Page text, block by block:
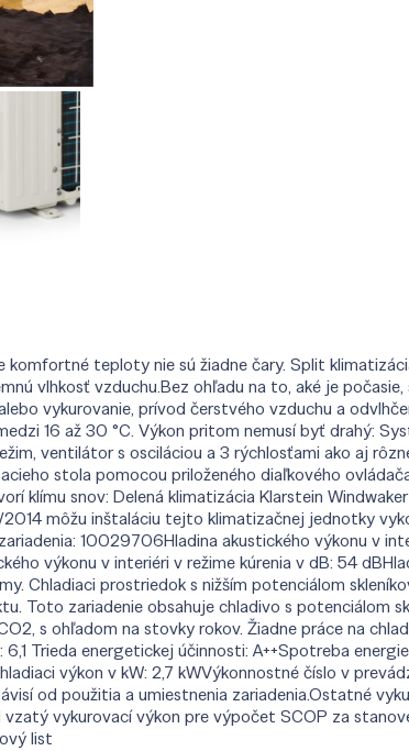
teploty nie sú žiadne čary. Split
vlhkosť vzduchu.Bez ohľadu na to, aké je
vykurovanie, prívod čerstvého vzduchu a
16 až 30 °C. Výkon pritom nemusí byť drahý:
ventilátor s osciláciou a 3 rýchlosťami ako aj
stola pomocou priloženého diaľkového
klímu snov: Delená klimatizácia Klarstein
môžu inštaláciu tejto klimatizačnej jednotky
10029706Hladina akustického výkonu v
výkonu v interiéri v režime kúrenia v dB: 54
Chladiaci prostriedok s nižším potenciálom
Toto zariadenie obsahuje chladivo s potenciálom
s ohľadom na stovky rokov. Žiadne práce na
Trieda energetickej účinnosti: A++Spotreba
výkon v kW: 2,7 kWVýkonnostné číslo v
od použitia a umiestnenia zariadenia.Ostatné
vykurovací výkon pre výpočet SCOP za
list